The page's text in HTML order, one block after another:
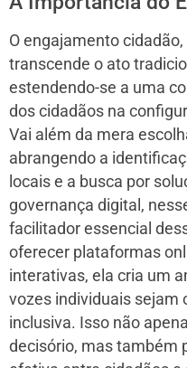
O engajamento
transcende o ato
estendendo-se a uma
dos cidadãos na
Vai além da mera
abrangendo a
locais e a busca por
governança digital,
facilitador essencial
oferecer plataformas
interativas, ela cria um
vozes individuais sejam
inclusiva. Isso não
decisório, mas também